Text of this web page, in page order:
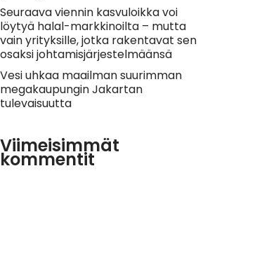
Seuraava viennin kasvuloikka voi
löytyä halal-markkinoilta – mutta
vain yrityksille, jotka rakentavat sen
osaksi johtamisjärjestelmäänsä
Vesi uhkaa maailman suurimman
megakaupungin Jakartan
tulevaisuutta
Viimeisimmät
kommentit